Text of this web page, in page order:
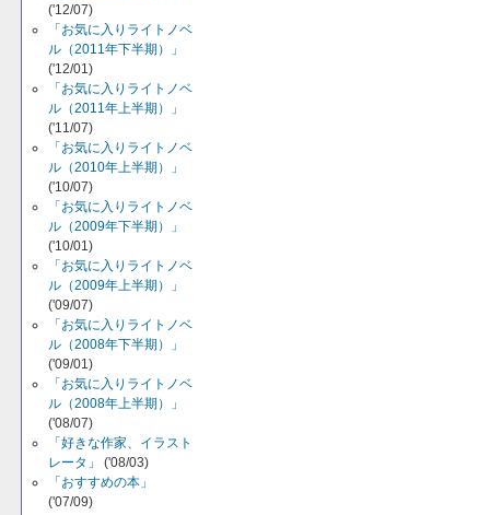
('12/07)
「お気に入りライトノベ
ル（2011年下半期）」
('12/01)
「お気に入りライトノベ
ル（2011年上半期）」
('11/07)
「お気に入りライトノベ
ル（2010年上半期）」
('10/07)
「お気に入りライトノベ
ル（2009年下半期）」
('10/01)
「お気に入りライトノベ
ル（2009年上半期）」
('09/07)
「お気に入りライトノベ
ル（2008年下半期）」
('09/01)
「お気に入りライトノベ
ル（2008年上半期）」
('08/07)
「好きな作家、イラスト
レータ」
('08/03)
「おすすめの本」
('07/09)